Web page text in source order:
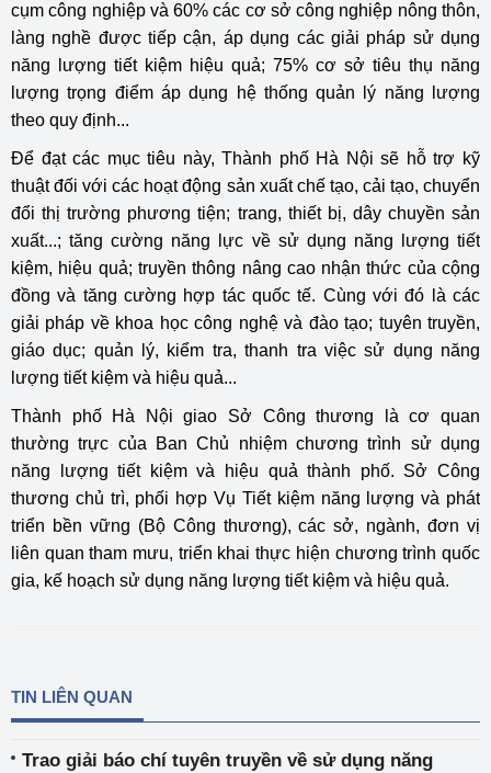
cụm công nghiệp và 60% các cơ sở công nghiệp nông thôn,
làng nghề được tiếp cận, áp dụng các giải pháp sử dụng
năng lượng tiết kiệm hiệu quả; 75% cơ sở tiêu thụ năng
lượng trọng điểm áp dụng hệ thống quản lý năng lượng
theo quy định...
Để đạt các mục tiêu này, Thành phố Hà Nội sẽ hỗ trợ kỹ
thuật đối với các hoạt động sản xuất chế tạo, cải tạo, chuyển
đổi thị trường phương tiện; trang, thiết bị, dây chuyền sản
xuất...; tăng cường năng lực về sử dụng năng lượng tiết
kiệm, hiệu quả; truyền thông nâng cao nhận thức của cộng
đồng và tăng cường hợp tác quốc tế. Cùng với đó là các
giải pháp về khoa học công nghệ và đào tạo; tuyên truyền,
giáo dục; quản lý, kiểm tra, thanh tra việc sử dụng năng
lượng tiết kiệm và hiệu quả...
Thành phố Hà Nội giao Sở Công thương là cơ quan
thường trực của Ban Chủ nhiệm chương trình sử dụng
năng lượng tiết kiệm và hiệu quả thành phố. Sở Công
thương chủ trì, phối hợp Vụ Tiết kiệm năng lượng và phát
triển bền vững (Bộ Công thương), các sở, ngành, đơn vị
liên quan tham mưu, triển khai thực hiện chương trình quốc
gia, kế hoạch sử dụng năng lượng tiết kiệm và hiệu quả.
TIN LIÊN QUAN
Trao giải báo chí tuyên truyền về sử dụng năng